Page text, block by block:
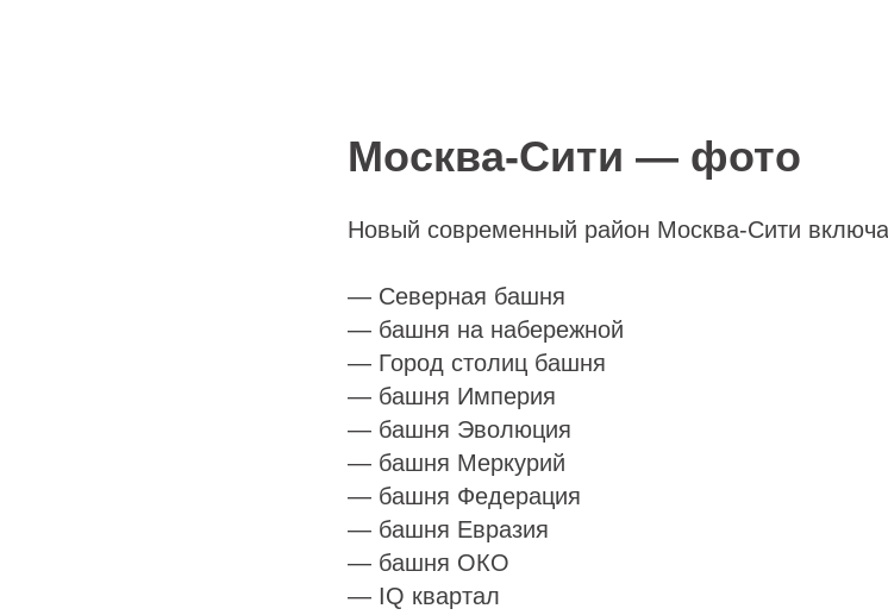
Москва-Сити — фото
Новый современный район Москва-Сити
— Северная башня
— башня на набережной
— Город столиц башня
— башня Империя
— башня Эволюция
— башня Меркурий
— башня Федерация
— башня Евразия
— башня ОКО
— IQ квартал